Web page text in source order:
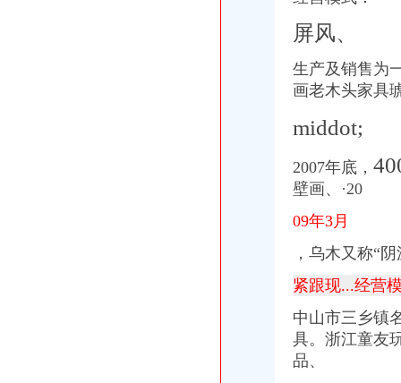
屏风、
生产及销售为
画老木头家具
middot;
2007年底，
壁画、·20
09年3月
，乌木又称“
紧跟现...经营
中山市三乡镇
具。浙江童友
品、